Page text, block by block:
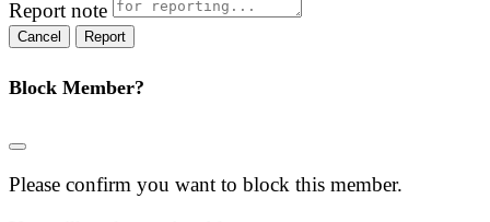
Report note
Report
Block Member?
Please confirm you want to block this member.